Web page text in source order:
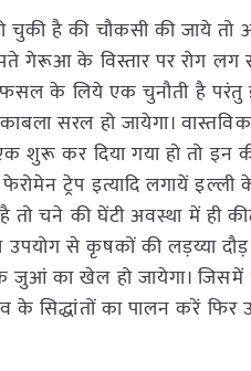
है की चौकसी की जाये
गेरूआ के विस्तार पर रोग
के लिये एक चुनौती है परंतु
सरल हो जायेगा।
शुरू कर दिया गया हो तो
ट्रेप इत्यादि लगायें
चने की घेंटी अवस्था में ही
से कृषकों की लड़य्या दौड़
जुआं का खेल हो जायेगा। जिसमें
सिद्धांतों का पालन करें फिर